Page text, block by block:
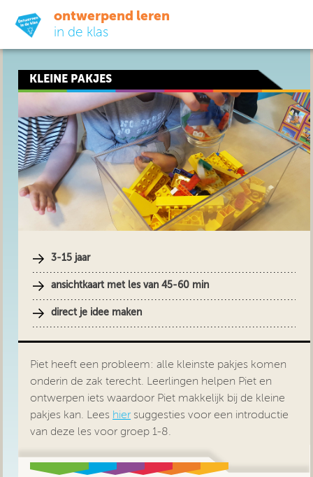
ontwerpend leren
in de klas
ready-to-go
do-it-yourself
didactiek
uit de praktijk
KLEINE PAKJES
3-15 jaar
ansichtkaart met les van 45-60 min
direct je idee maken
Piet heeft een probleem: alle kleinste pakjes komen
onderin de zak terecht. Leerlingen helpen Piet en
ontwerpen iets waardoor Piet makkelijk bij de kleine
pakjes kan. Lees hier suggesties voor een introductie
van deze les voor groep 1-8.